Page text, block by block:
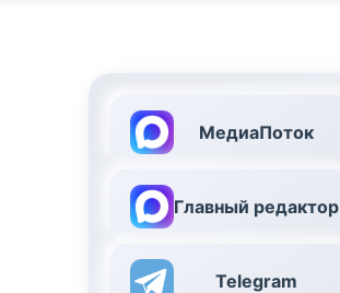
МедиаПоток
Главный редактор
Telegram